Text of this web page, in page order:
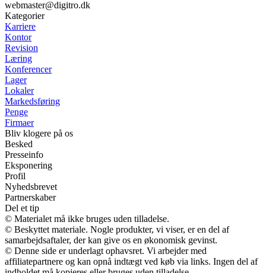
webmaster@digitro.dk
Kategorier
Karriere
Kontor
Revision
Læring
Konferencer
Lager
Lokaler
Markedsføring
Penge
Firmaer
Bliv klogere på os
Besked
Presseinfo
Eksponering
Profil
Nyhedsbrevet
Partnerskaber
Del et tip
© Materialet må ikke bruges uden tilladelse.
© Beskyttet materiale. Nogle produkter, vi viser, er en del af
samarbejdsaftaler, der kan give os en økonomisk gevinst.
© Denne side er underlagt ophavsret. Vi arbejder med
affiliatepartnere og kan opnå indtægt ved køb via links. Ingen del af